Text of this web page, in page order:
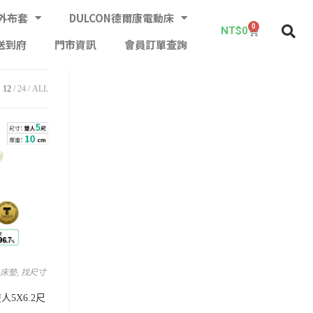
布套
DULCON德爾康電動床
到府
門市資訊 會員訂單查詢
NT$0 0
12 24 ALL
墊, 找尺寸
5X6.2尺